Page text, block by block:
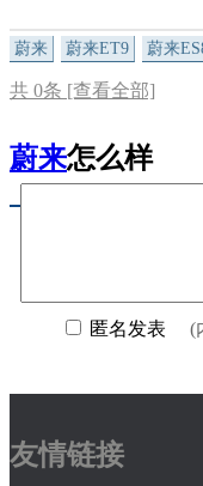
蔚来 蔚来ET9 蔚来
共 0条 [查看全部]
蔚来怎么样
友情链接